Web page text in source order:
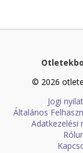
© 2026
Jogi
Általános
Adatkezelési